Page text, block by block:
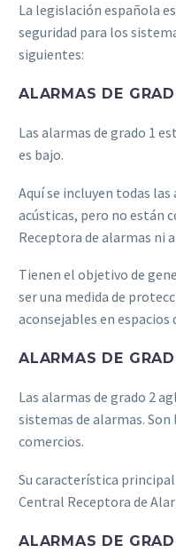
La legislación española
seguridad para los
siguientes:
ALARMAS DE
Las alarmas de grado 1
es bajo.
Aquí se incluyen todas
acústicas, pero no están
Receptora de alarmas ni
Tienen el objetivo de
ser una medida de
aconsejables en espacios
ALARMAS DE
Las alarmas de grado 2
sistemas de alarmas.
comercios.
Su característica
Central Receptora de
ALARMAS DE